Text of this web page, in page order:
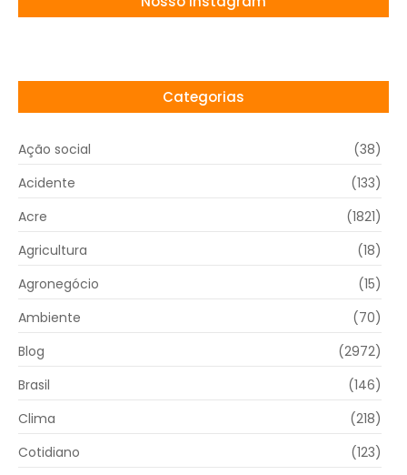
Categorias
Ação social
(38)
Acidente
(133)
Acre
(1821)
Agricultura
(18)
Agronegócio
(15)
Ambiente
(70)
Blog
(2972)
Brasil
(146)
Clima
(218)
Cotidiano
(123)